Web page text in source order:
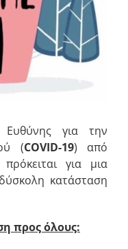
για την
(COVID-19) από
για μια
κατάσταση
προς όλους: